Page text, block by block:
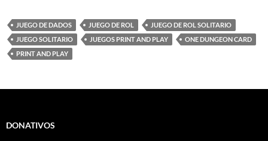
JUEGO DE DADOS JUEGO DE ROL
JUEGO DE ROL SOLITARIO
JUEGO SOLITARIO
JUEGOS PRINT AND PLAY
ONE DUNGEON CARD
PRINT AND PLAY
DONATIVOS